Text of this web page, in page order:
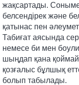
жақсартады.
белсендірек және
қатынас пен
Табиғат аясында
немесе би мен
шыңдап қана
қозғалыс бұлшық
болып табылады.